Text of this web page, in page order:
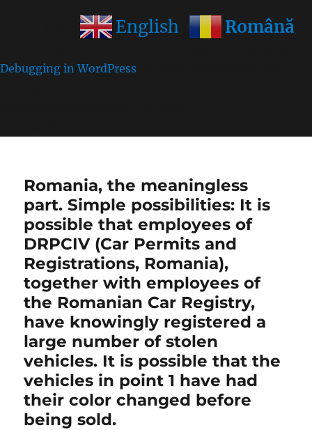
: Function wp_get_inline_script_tag was called
Debugging in WordPress
Romania, the meaningless
part. Simple possibilities: It is
possible that employees of
DRPCIV (Car Permits and
Registrations, Romania),
together with employees of
the Romanian Car Registry,
have knowingly registered a
large number of stolen
vehicles. It is possible that the
vehicles in point 1 have had
their color changed before
being sold.
English Română